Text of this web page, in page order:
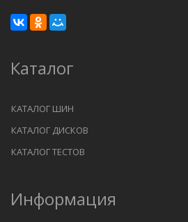
Каталог
КАТАЛОГ ШИН
КАТАЛОГ ДИСКОВ
КАТАЛОГ ТЕСТОВ
Информация